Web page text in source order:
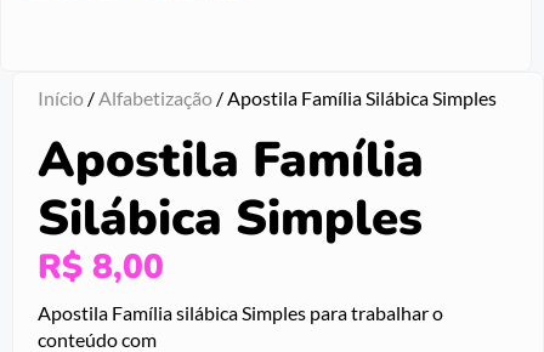
Início / Alfabetização / Apostila Família Silábica Simples
Apostila Família
Silábica Simples
R$ 8,00
Apostila Família silábica Simples para trabalhar o
conteúdo com